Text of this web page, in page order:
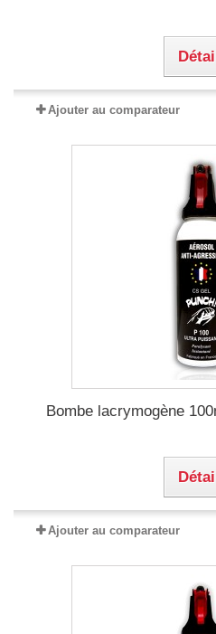
Ajouter au comparateur
Bombe lacrymogène
Ajouter au comparateur